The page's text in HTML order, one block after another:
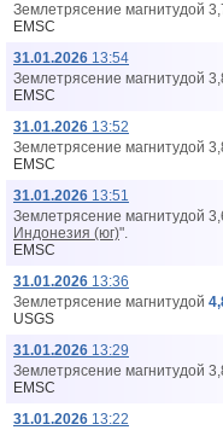
Землетрясение магнитудой
EMSC
31.01.2026 13:54
Землетрясение магнитудой
EMSC
31.01.2026 13:52
Землетрясение магнитудой
EMSC
31.01.2026 13:51
Землетрясение магнитудой
Индонезия (юг)".
EMSC
31.01.2026 13:36
Землетрясение магнитудой
USGS
31.01.2026 13:29
Землетрясение магнитудой
EMSC
31.01.2026 13:22